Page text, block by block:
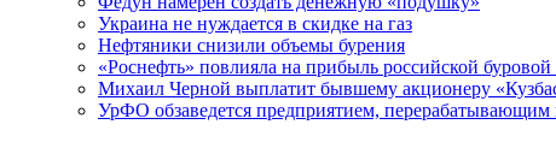
Украина не нуждается в скидке на газ
Нефтяники снизили объемы бурения
«Роснефть» повлияла на прибыль российской
Михаил Черной выплатит бывшему акционеру
УрФО обзаведется предприятием, перерабатывающим